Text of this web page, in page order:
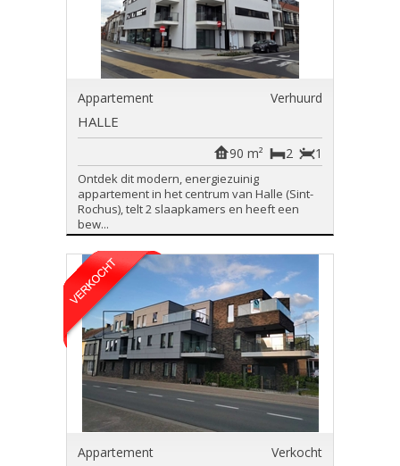
Appartement Verhuurd
HALLE
1
2
90 m²
Ontdek dit modern, energiezuinig
appartement in het centrum van Halle (Sint-
Rochus), telt 2 slaapkamers en heeft een
bew...
Appartement Verkocht